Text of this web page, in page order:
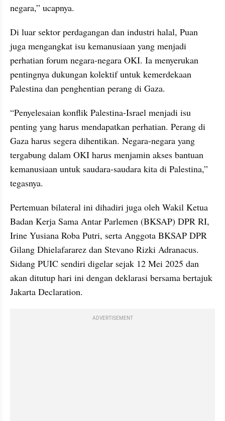
negara,” ucapnya.
Di luar sektor perdagangan dan industri halal, Puan
juga mengangkat isu kemanusiaan yang menjadi
perhatian forum negara-negara OKI. Ia menyerukan
pentingnya dukungan kolektif untuk kemerdekaan
Palestina dan penghentian perang di Gaza.
“Penyelesaian konflik Palestina-Israel menjadi isu
penting yang harus mendapatkan perhatian. Perang di
Gaza harus segera dihentikan. Negara-negara yang
tergabung dalam OKI harus menjamin akses bantuan
kemanusiaan untuk saudara-saudara kita di Palestina,”
tegasnya.
Pertemuan bilateral ini dihadiri juga oleh Wakil Ketua
Badan Kerja Sama Antar Parlemen (BKSAP) DPR RI,
Irine Yusiana Roba Putri, serta Anggota BKSAP DPR
Gilang Dhielafararez dan Stevano Rizki Adranacus.
Sidang PUIC sendiri digelar sejak 12 Mei 2025 dan
akan ditutup hari ini dengan deklarasi bersama bertajuk
Jakarta Declaration.
ADVERTISEMENT